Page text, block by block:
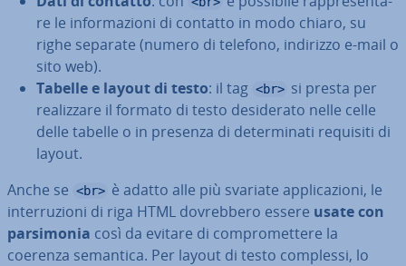
re le in­for­ma­zio­ni di contatto in modo chiaro, su
righe separate (numero di telefono, indirizzo e-mail o
sito web).
Tabelle e layout di testo: il tag <br> si presta per
rea­liz­za­re il formato di testo de­si­de­ra­to nelle celle
delle tabelle o in presenza di de­ter­mi­na­ti requisiti di
layout.
Anche se <br> è adatto alle più svariate ap­pli­ca­zio­ni, le
in­ter­ru­zio­ni di riga HTML do­vreb­be­ro essere usate con
par­si­mo­nia così da evitare di com­pro­met­te­re la
coerenza semantica. Per layout di testo complessi, lo